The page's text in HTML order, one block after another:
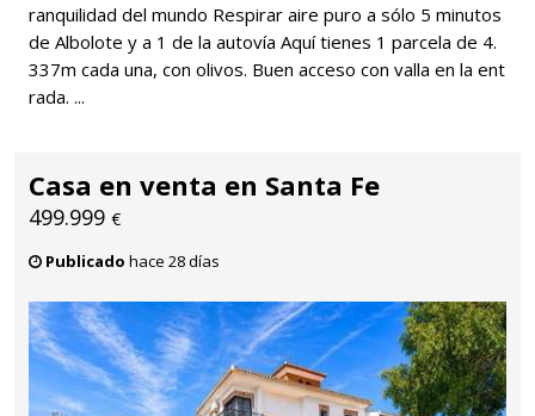
ranquilidad del mundo Respirar aire puro a sólo 5 minutos
de Albolote y a 1 de la autovía Aquí tienes 1 parcela de 4.
337m cada una, con olivos. Buen acceso con valla en la ent
rada. ...
Casa en venta en Santa Fe
499.999 €
Publicado hace 28 días